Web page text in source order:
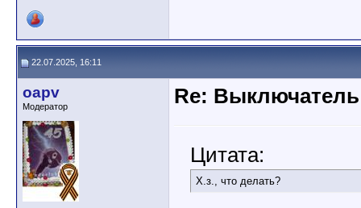
22.07.2025, 16:11
oapv
Модератор Re:
Цитата:
Х.з., что делать?